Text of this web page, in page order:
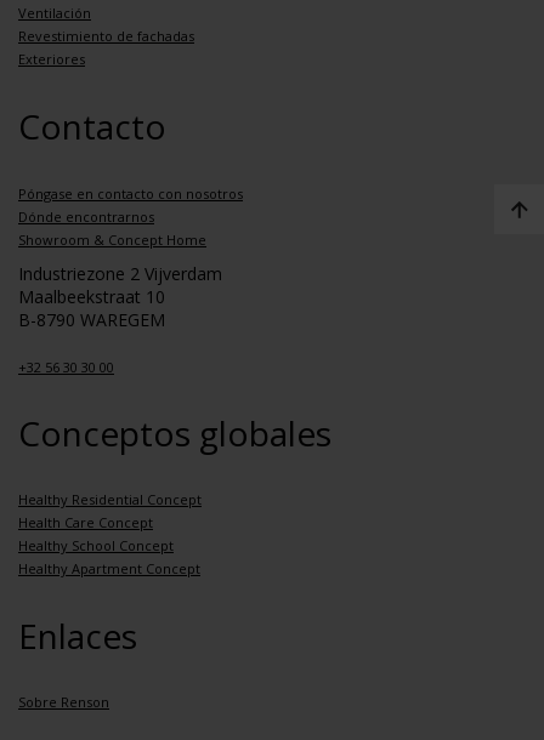
Ventilación
Revestimiento de fachadas
Exteriores
Contacto
Póngase en contacto con nosotros
Dónde encontrarnos
Showroom & Concept Home
Industriezone 2 Vijverdam
Maalbeekstraat 10
B-8790 WAREGEM
+32 56 30 30 00
Conceptos globales
Healthy Residential Concept
Health Care Concept
Healthy School Concept
Healthy Apartment Concept
Enlaces
Sobre Renson